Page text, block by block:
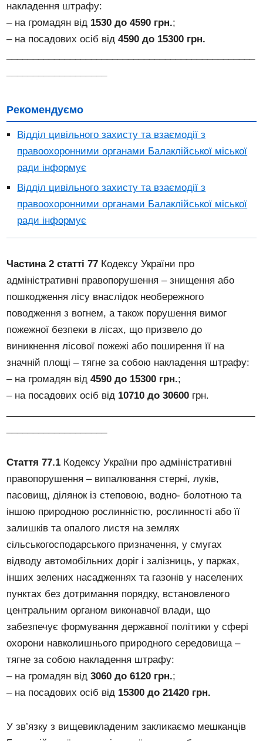
накладення штрафу:
– на громадян від 1530 до 4590 грн.;
– на посадових осіб від4590 до 15300 грн.
Рекомендуємо
Відділ цивільного захисту та взаємодії з
правоохоронними органами Балаклійської міської
ради інформує
Відділ цивільного захисту та взаємодії з
правоохоронними органами Балаклійської міської
ради інформує
Частина 2 статті 77 Кодексу України про
адміністративні правопорушення – знищення або
пошкодження лісу внаслідок необережного
поводження з вогнем, а також порушення вимог
пожежної безпеки в лісах, що призвело до
виникнення лісової пожежі або поширення її на
значній площі – тягне за собою накладення штрафу:
– на громадян від4590 до 15300 грн.;
– на посадових осіб від 10710 до 30600 грн.
Стаття 77.1 Кодексу України про адміністративні
правопорушення – випалювання стерні, луків,
пасовищ, ділянок із степовою, водно- болотною та
іншою природною рослинністю, рослинності або її
залишків та опалого листя на землях
сільськогосподарського призначення, у смугах
відводу автомобільних доріг і залізниць, у парках,
інших зелених насадженнях та газонів у населених
пунктах без дотримання порядку, встановленого
центральним органом виконавчої влади, що
забезпечує формування державної політики у сфері
охорони навколишнього природного середовища –
тягне за собою накладення штрафу:
– на громадян від3060 до 6120 грн.;
– на посадових осіб від 15300 до 21420 грн.
У зв’язку з вищевикладеним закликаємо мешканців